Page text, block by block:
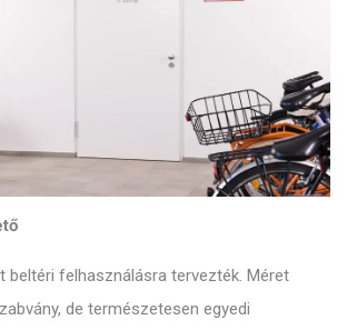
beltéri felhasználásra tervezték. Méret
de természetesen egyedi